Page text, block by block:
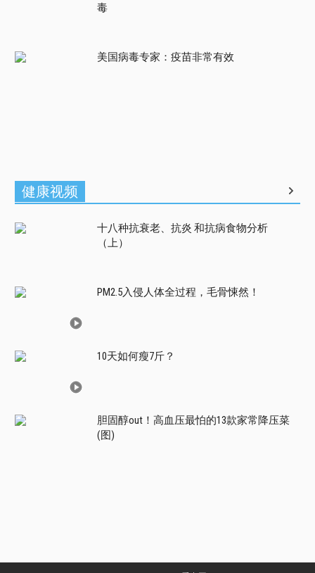
毒
美国病毒专家：疫苗非常有效
健康视频
十八种抗衰老、抗炎 和抗病食物分析
（上）
PM2.5入侵人体全过程，毛骨悚然！
10天如何瘦7斤？
胆固醇out！高血压最怕的13款家常降压菜
(图)